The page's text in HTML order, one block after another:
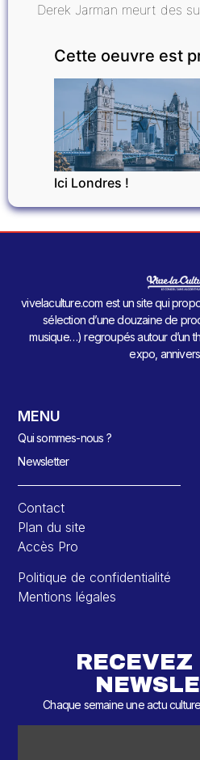
Derek Jarman meurt des
Cette oeuvre est
Ici Londres !
vivelaculture.com est un site qui
sélection d’une douzaine de
musique…) regroupés autour d’un
expo,
MENU
Qui sommes-nous ?
Newsletter
Contact
Plan du site
Accès Pro
Politique de confidentialité
Mentions légales
RECEVEZ
Chaque semaine une actu